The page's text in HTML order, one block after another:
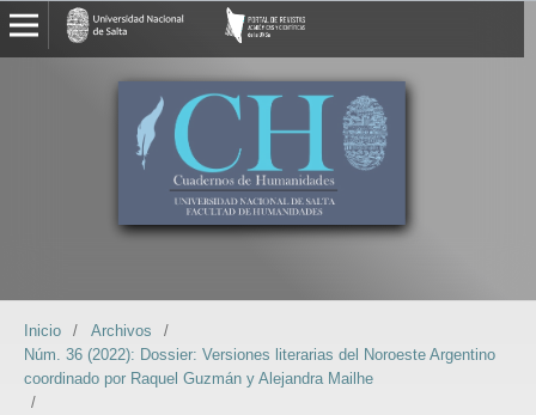
Inicio / Archivos
/
Núm. 36 (2022): Dossier: Versiones literarias del Noroeste Argentino
coordinado por Raquel Guzmán y Alejandra Mailhe
/